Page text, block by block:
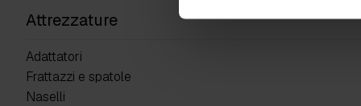
Attrezzature
Adattatori
Frattazzi e spatole
Naselli